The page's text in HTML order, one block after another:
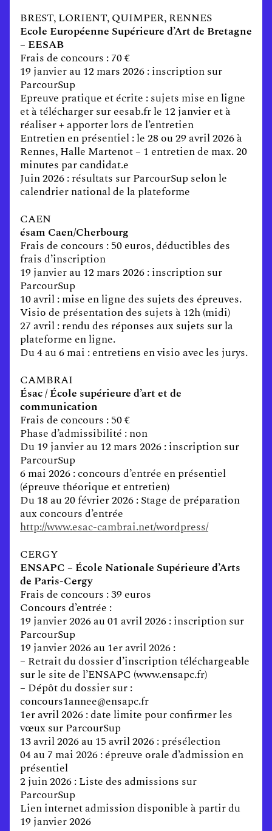
BREST, LORIENT, QUIMPER, RENNES
Ecole Européenne Supérieure d’Art de Bretagne
– EESAB
Frais de concours : 70 €
19 janvier au 12 mars 2026 : inscription sur
ParcourSup
Epreuve pratique et écrite : sujets mise en ligne
et à télécharger sur eesab.fr le 12 janvier et à
réaliser + apporter lors de l’entretien
Entretien en présentiel : le 28 ou 29 avril 2026 à
Rennes, Halle Martenot – 1 entretien de max. 20
minutes par candidat.e
Juin 2026 : résultats sur ParcourSup selon le
calendrier national de la plateforme
CAEN
ésam Caen/Cherbourg
Frais de concours : 50 euros, déductibles des
frais d’inscription
19 janvier au 12 mars 2026 : inscription sur
ParcourSup
10 avril : mise en ligne des sujets des épreuves.
Visio de présentation des sujets à 12h (midi)
27 avril : rendu des réponses aux sujets sur la
plateforme en ligne.
Du 4 au 6 mai : entretiens en visio avec les jurys.
CAMBRAI
Ésac / École supérieure d’art et de
communication
Frais de concours : 50 €
Phase d’admissibilité : non
Du 19 janvier au 12 mars 2026 : inscription sur
ParcourSup
6 mai 2026 : concours d’entrée en présentiel
(épreuve théorique et entretien)
Du 18 au 20 février 2026 : Stage de préparation
aux concours d’entrée
http://www.esac-cambrai.net/wordpress/
CERGY
ENSAPC – École Nationale Supérieure d’Arts
de Paris-Cergy
Frais de concours : 39 euros
Concours d’entrée :
19 janvier 2026 au 01 avril 2026 : inscription sur
ParcourSup
19 janvier 2026 au 1er avril 2026 :
– Retrait du dossier d’inscription téléchargeable
sur le site de l’ENSAPC (www.ensapc.fr)
– Dépôt du dossier sur :
concours1annee@ensapc.fr
1er avril 2026 : date limite pour confirmer les
vœux sur ParcourSup
13 avril 2026 au 15 avril 2026 : présélection
04 au 7 mai 2026 : épreuve orale d’admission en
présentiel
2 juin 2026 : Liste des admissions sur
ParcourSup
Lien internet admission disponible à partir du
19 janvier 2026